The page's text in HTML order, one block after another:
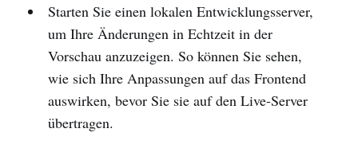
Starten Sie einen lokalen Entwicklungsserver,
um Ihre Änderungen in Echtzeit in der
Vorschau anzuzeigen. So können Sie sehen,
wie sich Ihre Anpassungen auf das Frontend
auswirken, bevor Sie sie auf den Live-Server
übertragen.